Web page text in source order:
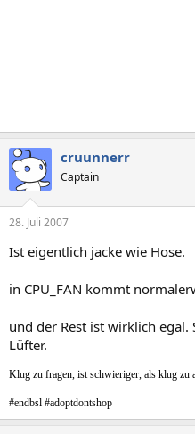
cruunnerr
Captain
28. Juli 2007
Ist eigentlich jacke wie Hose.
in CPU_FAN kommt
und der Rest ist wirklich
Lüfter.
Klug zu fragen, ist schwieriger, als klug zu
#endbsl #adoptdontshop